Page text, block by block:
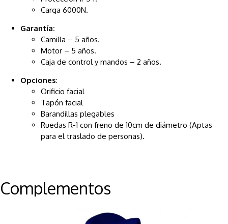
Carga 6000N.
Garantía:
Camilla – 5 años.
Motor – 5 años.
Caja de control y mandos – 2 años.
Opciones:
Orificio facial
Tapón facial
Barandillas plegables
Ruedas R-1 con freno de 10cm de diámetro (Aptas
para el traslado de personas).
Complementos